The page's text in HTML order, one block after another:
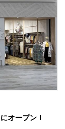
にオープン！